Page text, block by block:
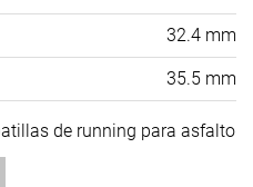
32.4 mm
35.5 mm
de running para asfalto